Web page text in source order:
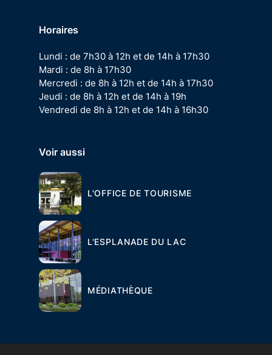
Horaires
Lundi : de 7h30 à 12h et de 14h à 17h30
Mardi : de 8h à 17h30
Mercredi : de 8h à 12h et de 14h à 17h30
Jeudi : de 8h à 12h et de 14h à 19h
Vendredi de 8h à 12h et de 14h à 16h30
Voir aussi
L'OFFICE DE TOURISME
L'ESPLANADE DU LAC
MÉDIATHÈQUE